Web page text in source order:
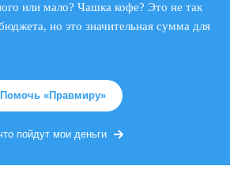
или мало? Чашка кофе? Это не так
но это значительная сумма для
Помочь «Правмиру»
пойдут мои деньги